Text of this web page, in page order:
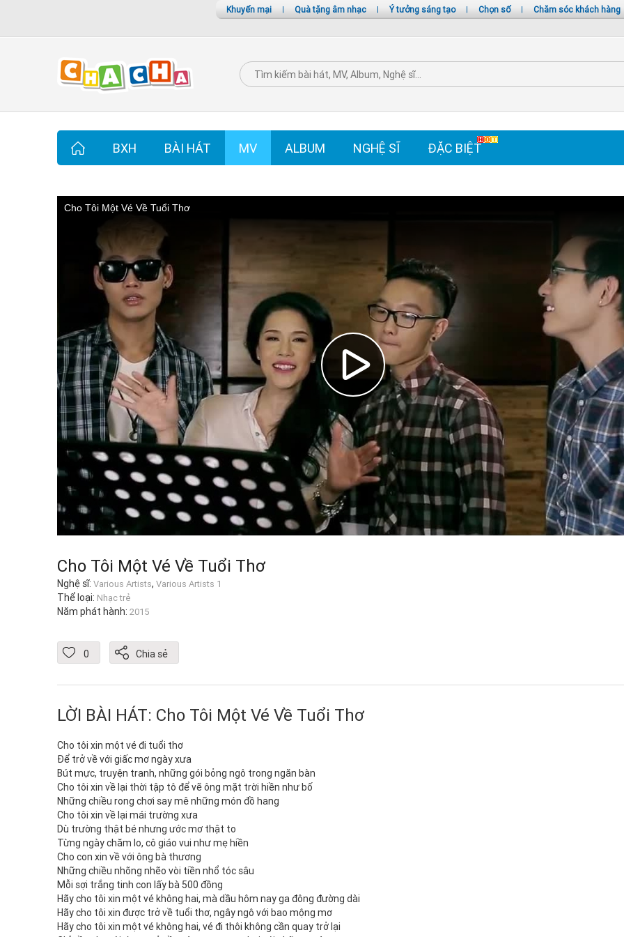
Khuyến mại | Quà tặng âm nhạc | Ý tưởng sáng tạo | Chọn số | Chăm sóc khách hàng
BXH BÀI HÁT MV ALBUM NGHỆ SĨ ĐẶC BIỆT
Cho Tôi Một Vé Về Tuổi Thơ
Cho Tôi Một Vé Về Tuổi Thơ
Nghệ sĩ: Various Artists, Various Artists 1
Thể loại: Nhạc trẻ
Năm phát hành: 2015
0 Chia sẻ
LỜI BÀI HÁT: Cho Tôi Một Vé Về Tuổi Thơ
Cho tôi xin một vé đi tuổi thơ
Để trở về với giấc mơ ngày xưa
Bút mực, truyện tranh, những gói bỏng ngô trong ngăn bàn
Cho tôi xin về lại thời tập tô để vẽ ông mặt trời hiền như bố
Những chiều rong chơi say mê những món đồ hang
Cho tôi xin về lại mái trường xưa
Dù trường thật bé nhưng ước mơ thật to
Từng ngày chăm lo, cô giáo vui như mẹ hiền
Cho con xin về với ông bà thương
Những chiều nhõng nhẽo vòi tiền nhổ tóc sâu
Mỗi sợi trắng tinh con lấy bà 500 đồng
Hãy cho tôi xin một vé không hai, mà dầu hôm nay ga đông đường dài
Hãy cho tôi xin được trở về tuổi thơ, ngây ngô với bao mộng mơ
Hãy cho tôi xin một vé không hai, vé đi thôi không cần quay trở lại